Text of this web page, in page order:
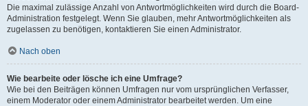
Die maximal zulässige Anzahl von Antwortmöglichkeiten wird durch die Board-
Administration festgelegt. Wenn Sie glauben, mehr Antwortmöglichkeiten als
zugelassen zu benötigen, kontaktieren Sie einen Administrator.
Nach oben
Wie bearbeite oder lösche ich eine Umfrage?
Wie bei den Beiträgen können Umfragen nur vom ursprünglichen Verfasser,
einem Moderator oder einem Administrator bearbeitet werden. Um eine